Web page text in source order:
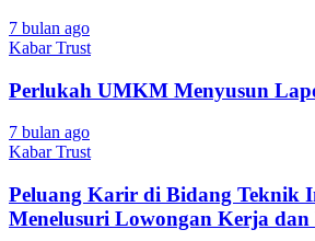
7 bulan ago
Kabar Trust
Perlukah UMKM Menyusun
7 bulan ago
Kabar Trust
Peluang Karir di Bidang Teknik
Menelusuri Lowongan Kerja dan